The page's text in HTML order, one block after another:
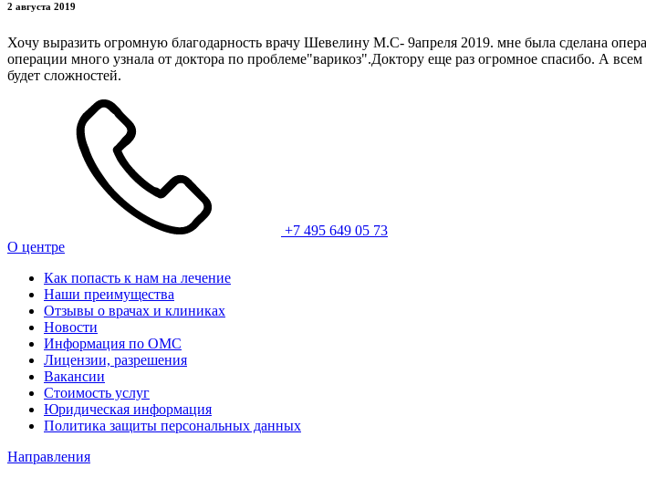
2 августа 2019
Хочу выразить огромную благодарность врачу Шевелину М.С- 9апреля 2019. мне была сделана
операции много узнала от доктора по проблеме"варикоз".Доктору еще раз огромное спасибо. А
будет сложностей.
+7 495 649 05 73
О центре
Как попасть к нам на лечение
Наши преимущества
Отзывы о врачах и клиниках
Новости
Информация по ОМС
Лицензии, разрешения
Вакансии
Стоимость услуг
Юридическая информация
Политика защиты персональных данных
Направления